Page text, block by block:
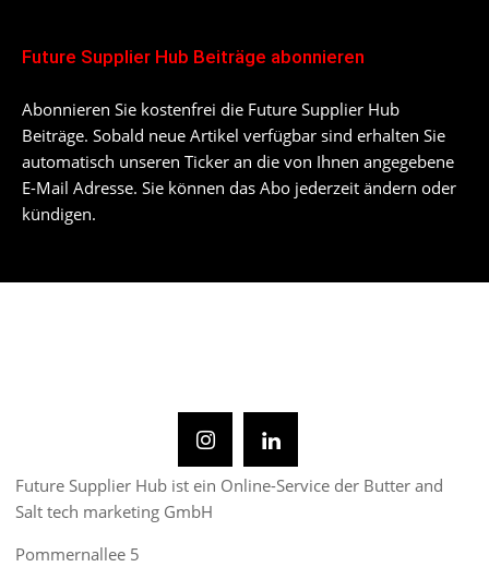
Future Supplier Hub Beiträge abonnieren
Abonnieren Sie kostenfrei die Future Supplier Hub
Beiträge. Sobald neue Artikel verfügbar sind erhalten Sie
automatisch unseren Ticker an die von Ihnen angegebene
E-Mail Adresse. Sie können das Abo jederzeit ändern oder
kündigen.
Future Supplier Hub ist ein Online-Service der Butter and
Salt tech marketing GmbH
14052 Berlin